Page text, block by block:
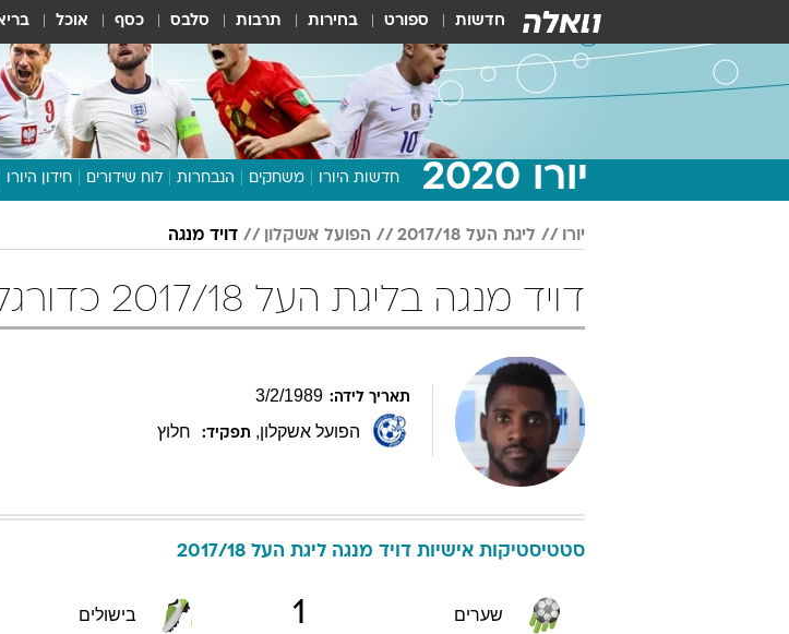
חדשות ספורט בחירות תרבות סלבס כסף אוכל
יורו 2020 חדשות היורו משחקים הנבחרות לוח שידורים חידון היורו
יורו ליגת העל 2017/18 הפועל אשקלון דויד מנגה
דויד מנגה בליגת העל 2017/18 כדורגל
תאריך לידה: 3/2/1989
הפועל אשקלון, תפקיד: חלוץ
סטטיסטיקות אישיות דויד מנגה ליגת העל 2017/18
שערים 1 בישולים